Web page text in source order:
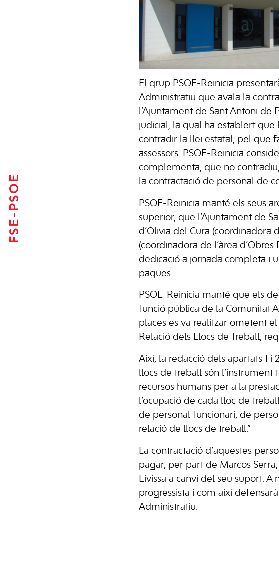
FSE-PSOE
El grup PSOE-Reinicia
Administratiu que avala la
l’Ajuntament de Sant Antoni de
judicial, la qual ha establert que
contradir la llei estatal, pel que
assessors. PSOE-Reinicia
complementa, que no
la contractació de personal de
PSOE-Reinicia manté els seus
superior, que l’Ajuntament de
d’Olivia del Cura (coordinadora
(coordinadora de l’àrea
dedicació a jornada completa i
pagues.
PSOE-Reinicia manté que els
funció pública de la Comunitat
places es va realitzar ometent
Relació dels Llocs de Treball,
Així, la redacció dels apartats 1 i
llocs de treball són l’instrument
recursos humans per a la
l’ocupació de cada lloc de
de personal funcionari, de
relació de llocs de treball.”
La contractació d’aquestes
pagar, per part de Marcos
Eivissa a canvi del seu suport.
progressista i com així
Administratiu.